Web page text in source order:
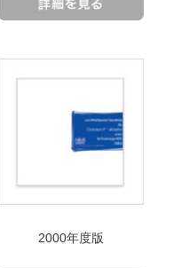
2000年度版